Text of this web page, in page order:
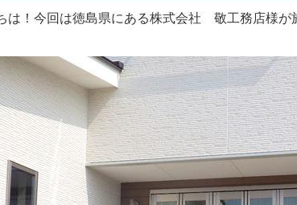
は！今回は徳島県にある株式会社 敬工務店様が